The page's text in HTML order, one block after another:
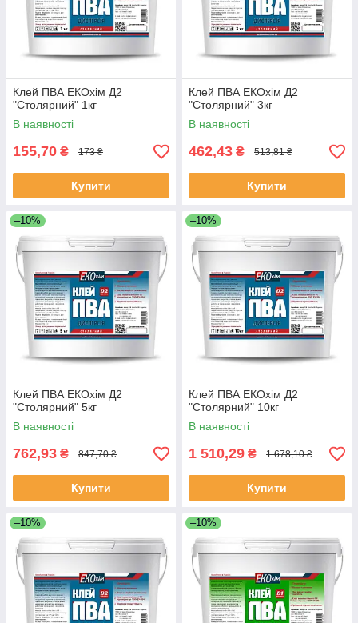
Клей ПВА ЕКОхім Д2
"Столярний" 1кг
В наявності
155,70 ₴ 173 ₴
Купити
Клей ПВА ЕКОхім Д2
"Столярний" 3кг
В наявності
462,43 ₴ 513,81 ₴
Купити
–10%
Клей ПВА ЕКОхім Д2
"Столярний" 5кг
В наявності
762,93 ₴ 847,70 ₴
Купити
–10%
Клей ПВА ЕКОхім Д2
"Столярний" 10кг
В наявності
1 510,29 ₴ 1 678,10 ₴
Купити
–10% –10%